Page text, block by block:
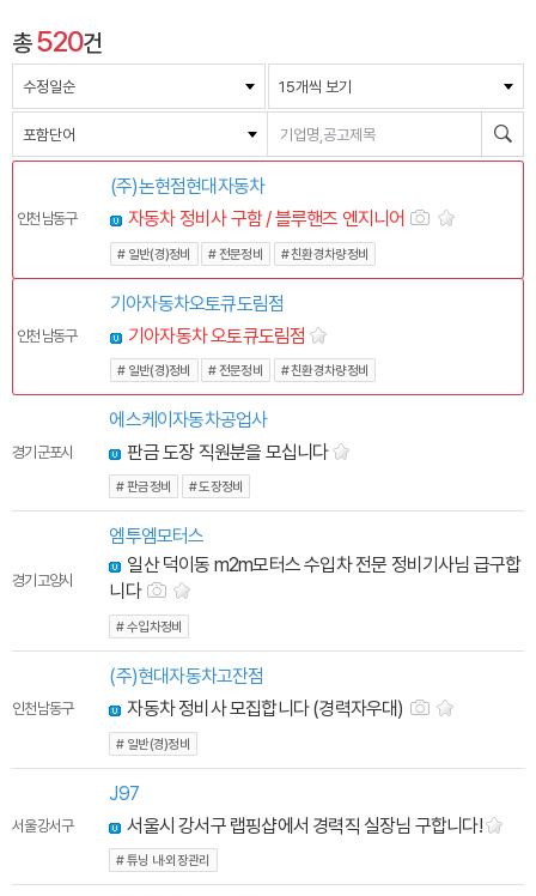
총520건
수정일순 15개씩 보기
포함단어
인천 남동구
(주)논현점현대자동차
자동차 정비사 구함 / 블루핸즈 엔지니어
# 일반(경)정비 # 전문정비 # 친환경차량정비
인천 남동구
기아자동차오토큐도림점
기아자동차 오토큐도림점
# 일반(경)정비 # 전문정비 # 친환경차량정비
경기 군포시
에스케이자동차공업사
판금 도장 직원분을 모십니다
# 판금정비 # 도장정비
경기 고양시
엠투엠모터스
일산 덕이동 m2m모터스 수입차 전문 정비기사님 급구합
니다
# 수입차정비
인천 남동구
(주)현대자동차고잔점
자동차 정비사 모집합니다 (경력자우대)
# 일반(경)정비
서울 강서구
J97
서울시 강서구 랩핑샵에서 경력직 실장님 구합니다!
# 튜닝 내·외장관리